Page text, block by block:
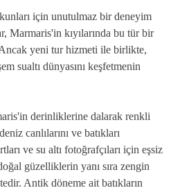
için unutulmaz bir deneyim
Marmaris'in kıyılarında bu tür bir
yeni tur hizmeti ile birlikte,
sualtı dünyasını keşfetmenin
derinliklerine dalarak renkli
canlılarını ve batıkları
ve su altı fotoğrafçıları için eşsiz
güzelliklerin yanı sıra zengin
Antik döneme ait batıkların